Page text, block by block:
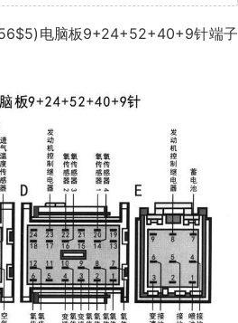
电脑板9+24+52+40+9针端子